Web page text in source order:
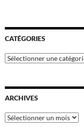
CATÉGORIES
Catégories
ARCHIVES
Archives